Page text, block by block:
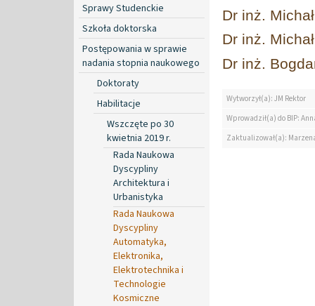
Sprawy Studenckie
Szkoła doktorska
Postępowania w sprawie
nadania stopnia naukowego
Doktoraty
Habilitacje
Wszczęte po 30
kwietnia 2019 r.
Rada Naukowa
Dyscypliny
Architektura i
Urbanistyka
Rada Naukowa
Dyscypliny
Automatyka,
Elektronika,
Elektrotechnika i
Technologie
Kosmiczne
Dr inż.
Dr inż.
Dr inż.
Wytworzył(a): JM Rektor
Wprowadził(a) do BIP:
Zaktualizował(a):